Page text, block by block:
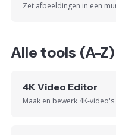
Zet afbeeldingen in een
Alle tools (A-Z)
4K Video Editor
Maak en bewerk 4K-video's